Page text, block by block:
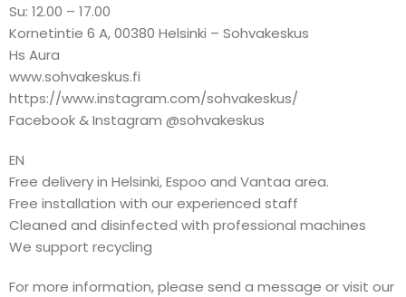
Su: 12.00 – 17.00
Kornetintie 6 A, 00380 Helsinki – Sohvakeskus
Hs Aura
www.sohvakeskus.fi
https://www.instagram.com/sohvakeskus/
Facebook & Instagram @sohvakeskus
EN
Free delivery in Helsinki, Espoo and Vantaa area.
Free installation with our experienced staff
Cleaned and disinfected with professional machines
We support recycling
For more information, please send a message or visit our